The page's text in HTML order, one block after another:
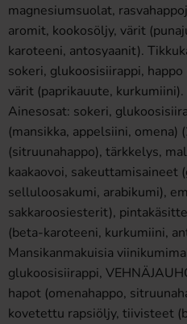
magnesiumsuolat,
aromit, kookosöljy, värit
karoteeni, antosyaanit).
sokeri, glukoosisiirappi,
värit (paprikauute,
Ainesosat: sokeri,
(mansikka, appelsiini, omena)
(sitruunahappo), tärkkelys,
kaakaovoi, sakeuttamisaineet
selluloosakumi, arabikumi),
sakkaroosiesterit),
(beta-karoteeni, kurkumiini,
Mansikanmakuisia
glukoosisiirappi,
hapot (omenahappo,
kovetettu rapsiöljy, tiivisteet